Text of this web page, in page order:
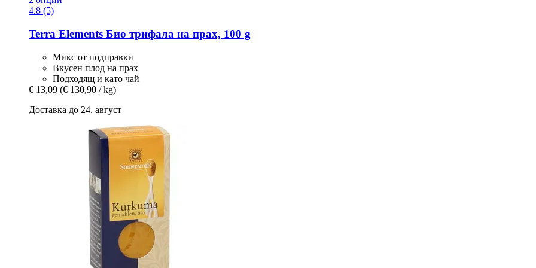
4.8 (5)
Terra Elements Био трифала на прах, 100 g
Микс от подправки
Вкусен плод на прах
Подходящ и като чай
€ 13,09 (€ 130,90 / kg)
Доставка до 24. август